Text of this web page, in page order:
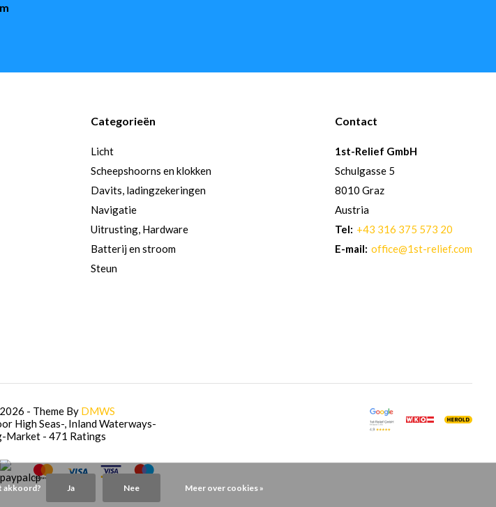
Categorieën
Licht
Scheepshoorns en klokken
Davits, ladingzekeringen
Navigatie
Uitrusting, Hardware
Batterij en stroom
Steun
Contact
1st-Relief GmbH
Schulgasse 5
8010 Graz
Austria
Tel: +43 316 375 573 20
E-mail: office@1st-relief.com
- Theme By DMWS
High Seas-, Inland Waterways-
Market - 471 Ratings
akkoord? Ja Nee Meer over cookies »